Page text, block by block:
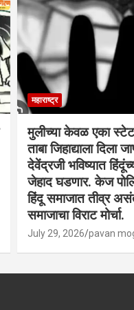
महाराष्ट्र
मुलीच्या केवळ एका
ताबा जिहाद्याला दिला
देवेंद्रजी भविष्यात
जेहाद घडणार. केज
हिंदू समाजात तीव्र
समाजाचा विराट मोर्चा.
July 29, 2026 pavan